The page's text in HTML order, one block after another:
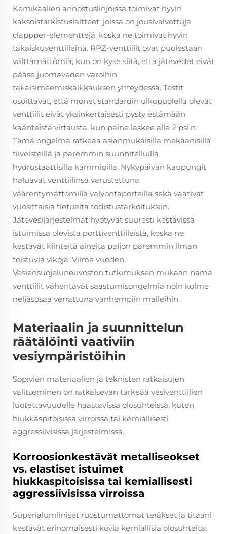
Kemikaalien annostuslinjoissa toimivat hyvin
kaksoistarkistuslaitteet, joissa on jousivalvottuja
clappper-elementtejä, koska ne toimivat hyvin
takaiskuventtiileinä. RPZ-venttiilit ovat puolestaan
välttämättömiä, kun on kyse siitä, että jätevedet eivät
pääse juomaveden varoihin
takaisimeemiskaikkauksen yhteydessä. Testit
osoittavat, että monet standardin ulkopuolella olevat
venttiilit eivät yksinkertaisesti pysty estämään
käänteistä virtausta, kun paine laskee alle 2 psi:n.
Tämä ongelma ratkeaa asianmukaisilla mekaanisilla
tiiveisteillä ja paremmin suunnitelluilla
hydrostaattisilla kammioilla. Nykypäivän kaupungit
haluavat venttiilinsä varustettuna
väärentymättömillä valvontaporteilla sekä vaativat
vuosittaisia tietueita todistustarkoituksiin.
Jätevesijärjestelmät hyötyvät suuresti kestävissä
istuimissa olevista porttiventtiileistä, koska ne
kestävät kiinteitä aineita paljon paremmin ilman
toistuvia vikoja. Viime vuoden
Vesiensuojeluneuvoston tutkimuksen mukaan nämä
venttiilit vähentävät saastumisongelmia noin kolme
neljäsosaa verrattuna vanhempiin malleihin.
Materiaalin ja suunnittelun
räätälöinti vaativiin
vesiympäristöihin
Sopivien materiaalien ja teknisten ratkaisujen
valitseminen on ratkaisevan tärkeää vesiventtiilien
luotettavuudelle haastavissa olosuhteissa, kuten
hiukkaspitoisissa virroissa tai kemiallisesti
aggressiivisissa järjestelmissä.
Korroosionkestävät metalliseokset
vs. elastiset istuimet
hiukkaspitoisissa tai kemiallisesti
aggressiivisissa virroissa
Superialumiiniset ruostumattomat teräkset ja titaani
kestävät erinomaisesti kovia kemiallisia olosuhteita,